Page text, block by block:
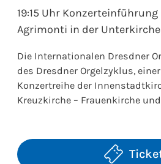
Giacomo Puccini
Orchester-Zwischenspiel aus
Angelica«
(bearb. für Orgel von Gabriele
Giuseppe Verdi
aus dem »Requiem«
»Dies Irae - Tuba Mirium«,
(bearb. für Orgel von Gabriele
Gabriele Agrimonti
dei Francesi, Rom
19:15 Uhr
Agrimonti in der Unterkirche
Die Internationalen Dresdner
des Dresdner Orgelzyklus,
Konzertreihe der
Kreuzkirche – Frauenkirche